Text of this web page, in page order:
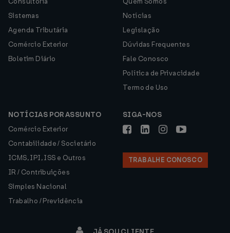
Sistemas
Agenda Tributária
Comércio Exterior
Boletim Diário
Notícias
Legislação
Dúvidas Frequentes
Fale Conosco
Política de Privacidade
Termo de Uso
NOTÍCIAS POR ASSUNTO
Comércio Exterior
Contabilidade / Societário
ICMS, IPI, ISS e Outros
IR / Contribuições
Simples Nacional
Trabalho / Previdência
SIGA-NOS
TRABALHE CONOSCO